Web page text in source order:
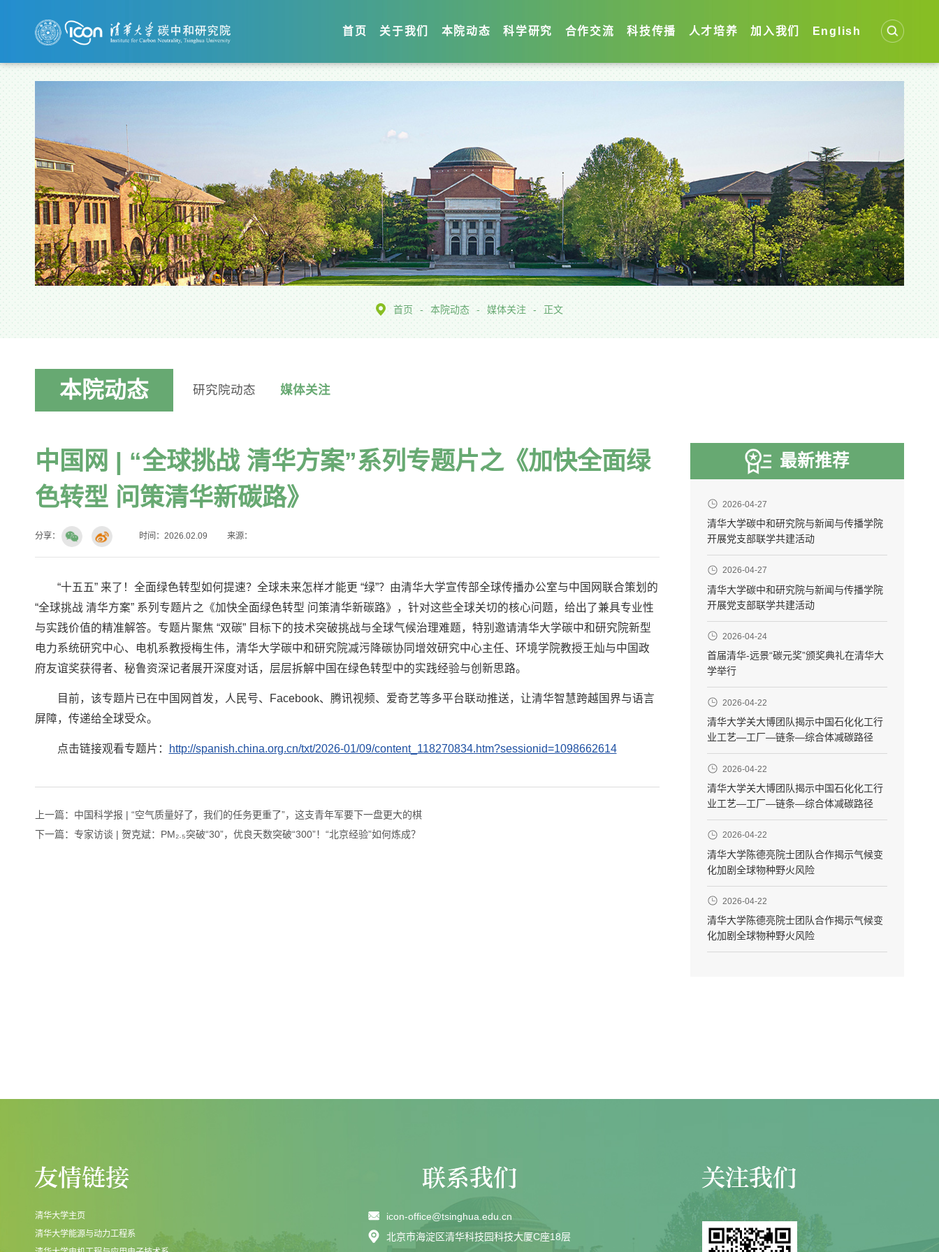
首页 关于我们 本院动态 科学研究 合作交流 科技传播 人才培养 加入我们 English
首页 - 本院动态 - 媒体关注 - 正文
本院动态 研究院动态 媒体关注
中国网 | “全球挑战 清华方案”系列专题片之《加快全面绿
色转型 问策清华新碳路》
分享： 时间：2026.02.09 来源：
“十五五” 来了！全面绿色转型如何提速？全球未来怎样才能更 “绿”？由清华大学宣传部全球传播办公室与中国网联合策划的
“全球挑战 清华方案” 系列专题片之《加快全面绿色转型 问策清华新碳路》，针对这些全球关切的核心问题，给出了兼具专业性
与实践价值的精准解答。专题片聚焦 “双碳” 目标下的技术突破挑战与全球气候治理难题，特别邀请清华大学碳中和研究院新型
电力系统研究中心、电机系教授梅生伟，清华大学碳中和研究院减污降碳协同增效研究中心主任、环境学院教授王灿与中国政
府友谊奖获得者、秘鲁资深记者展开深度对话，层层拆解中国在绿色转型中的实践经验与创新思路。
目前，该专题片已在中国网首发，人民号、Facebook、腾讯视频、爱奇艺等多平台联动推送，让清华智慧跨越国界与语言
屏障，传递给全球受众。
点击链接观看专题片： http://spanish.china.org.cn/txt/2026-01/09/content_118270834.htm?sessionid=1098662614
上一篇： 中国科学报 | “空气质量好了，我们的任务更重了”，这支青年军要下一盘更大的棋
下一篇： 专家访谈 | 贺克斌：PM₂.₅突破“30”，优良天数突破“300”！“北京经验”如何炼成？
最新推荐
2026-04-27
清华大学碳中和研究院与新闻与传播学院
开展党支部联学共建活动
2026-04-27
清华大学碳中和研究院与新闻与传播学院
开展党支部联学共建活动
2026-04-24
首届清华-远景“碳元奖”颁奖典礼在清华大
学举行
2026-04-22
清华大学关大博团队揭示中国石化化工行
业工艺—工厂—链条—综合体减碳路径
2026-04-22
清华大学关大博团队揭示中国石化化工行
业工艺—工厂—链条—综合体减碳路径
2026-04-22
清华大学陈德亮院士团队合作揭示气候变
化加剧全球物种野火风险
2026-04-22
清华大学陈德亮院士团队合作揭示气候变
化加剧全球物种野火风险
清华大学主页
清华大学能源与动力工程系
icon-office@tsinghua.edu.cn
北京市海淀区清华科技园科技大厦C座18层